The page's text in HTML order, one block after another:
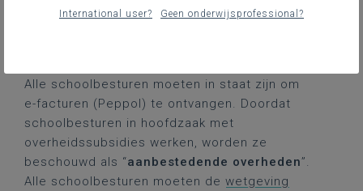
Alle schoolbesturen moeten in staat zijn om
e-facturen (Peppol) te ontvangen. Doordat
schoolbesturen in hoofdzaak met
overheidssubsidies werken, worden ze
beschouwd als “aanbestedende overheden”.
Alle schoolbesturen moeten de wetgeving
International user? Geen onderwijsprofessional?